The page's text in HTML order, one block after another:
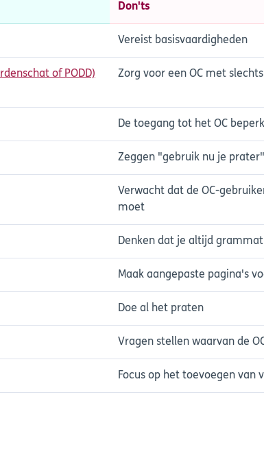
Don'ts
Vereist basisvaardigheden
of PODD) Zorg voor een OC met
De toegang tot het OC
Zeggen "gebruik nu je prater"
Verwacht dat de OC-
moet
Denken dat je altijd
Maak aangepaste pagina's
Doe al het praten
Vragen stellen waarvan de
Focus op het toevoegen van